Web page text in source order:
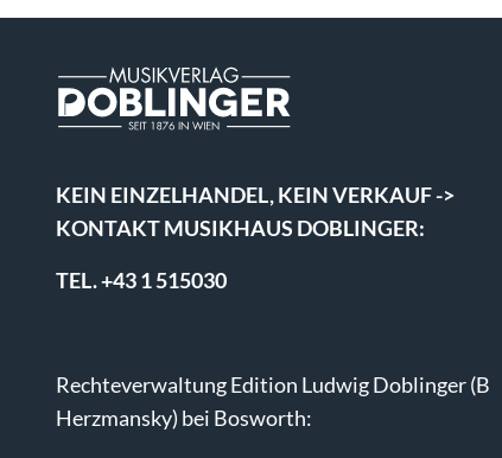
KEIN EINZELHANDEL, KEIN VERKAUF ->
KONTAKT MUSIKHAUS DOBLINGER:
TEL. +43 1 515030
Rechteverwaltung Edition Ludwig Doblinger (B
Herzmansky) bei Bosworth: